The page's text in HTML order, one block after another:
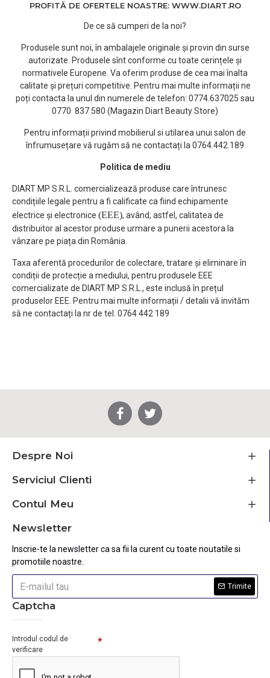
PROFITĂ DE OFERTELE NOASTRE: WWW.DIART.RO
De ce să cumperi de la noi?
Produsele sunt noi, în ambalajele originale și provin din surse
autorizate. Produsele sînt conforme cu toate cerințele și
normativele Europene. Va oferim produse de cea mai înalta
calitate și prețuri competitive. Pentru mai multe informații ne
poți contacta la unul din numerele de telefon: 0774.637025 sau
0770 837 580 (Magazin Diart Beauty Store)
Pentru informații privind mobilierul si utilarea unui salon de
înfrumusețare vă rugăm să ne contactați la 0764.442.189
Politica de mediu
DIART MP S.R.L. comercializează produse care întrunesc
condițiile legale pentru a fi calificate ca fiind echipamente
electrice și electronice (EEE), având, astfel, calitatea de
distribuitor al acestor produse urmare a punerii acestora la
vânzare pe piața din România.
Taxa aferentă procedurilor de colectare, tratare și eliminare în
condiții de protecție a mediului, pentru produsele EEE
comercializate de DIART MP S.R.L., este inclusă în prețul
produselor EEE. Pentru mai multe informații / detalii vă invităm
să ne contactați la nr de tel. 0764 442 189
Despre Noi
Serviciul Clienti
Contul Meu
Newsletter
Inscrie-te la newsletter ca sa fii la curent cu toate noutatile si
promotiile noastre.
Trimite
Captcha
Introdul codul de
verificare